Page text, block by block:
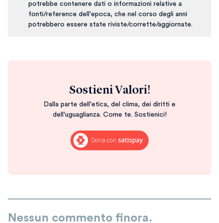
potrebbe contenere dati o informazioni relative a
fonti/reference dell'epoca, che nel corso degli anni
potrebbero essere state riviste/corrette/aggiornate.
Sostieni Valori!
Dalla parte dell'etica, del clima, dei diritti e
dell'uguaglianza. Come te. Sostienici!
Nessun commento finora.